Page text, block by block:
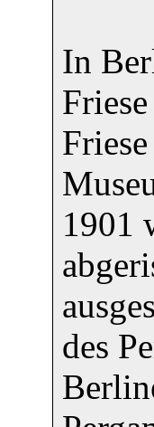
In
1901
des